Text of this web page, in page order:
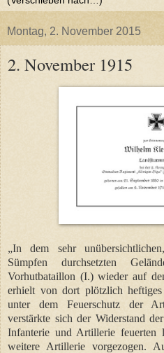
Montag, 2. November 2015
2. November 1915
„In dem sehr
Sümpfen durchsetzten
Vorhutbataillon (I.) wieder auf
erhielt von dort plötzlich
unter dem Feuerschutz der
verstärkte sich der Widerstand
Infanterie und Artillerie feuerten
weitere Artillerie vorgezogen.